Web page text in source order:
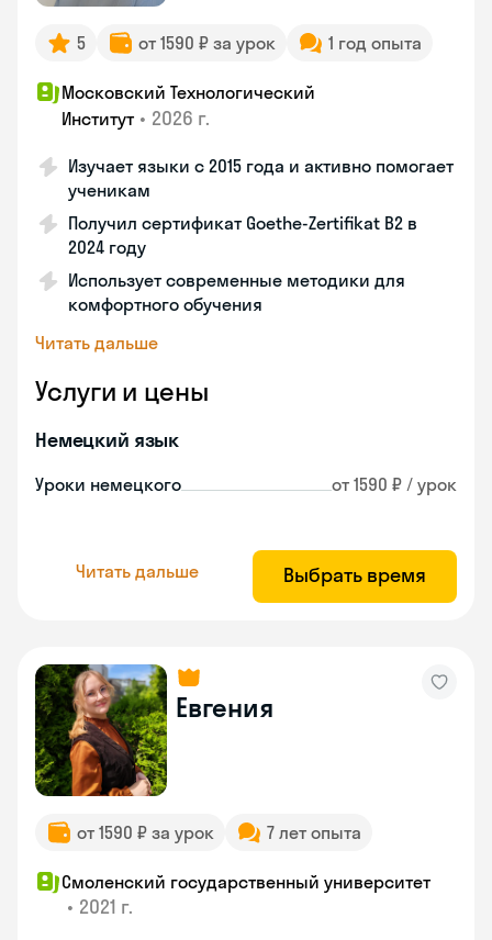
5 от 1590 ₽ за урок 1 год опыта
Московский Технологический
Институт • 2026 г.
Изучает языки с 2015 года и активно помогает
ученикам
Получил сертификат Goethe-Zertifikat B2 в
2024 году
Использует современные методики для
комфортного обучения
Читать дальше
Услуги и цены
Немецкий язык
Уроки немецкого от 1590 ₽ / урок
Читать дальше Выбрать время
Евгения
от 1590 ₽ за урок 7 лет опыта
Смоленский государственный университет
• 2021 г.